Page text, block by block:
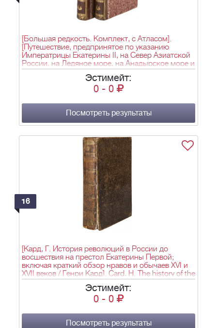
[Большая редкость. Комплект, с Атласом].
[Путешествие, предпринятое по указанию
Императрицы Екатерины II, на Север Азиатской
России, на Ледяное море, на Анадырское море и
к берегам Америки с 1785 до 1794 года
командором Биллингсом / Сост. М. Сауэр;
перевел с английского Дж. Кастера]. Voyage, fait
dans le nord de la Russie asiatique, dans la mer
Glaciale, dans la mer d’Anadyr, et sur les côtes de
l’Amérique, depuis 1785 jusqu’en 1794, par le
de l’anglais avec des notes, par J. Castéra. - Париж:
chez F. Buisson, 1802. - 2 т.; 20,5х12,5 см + атлас
Эстимейт:
0 - 0
Посмотреть результаты
16
[Кард, Г. История революций в России до
восшествия на престол Екатерины Первой;
включая краткий обзор нравов и обычаев XVI и
XVII веков / Генри Кард]. Card, H. The history of the
revolutions of Russia, to the accession of Catharine
the First ; Including a concise review of the manners
and customs of the sixteenth and seventeenth
Longman and O. Rees, 1804. - III-XVI, 674 с., [1] л.
фронт. (портр.); 21,4х13,3 см.
Эстимейт:
0 - 0
Посмотреть результаты